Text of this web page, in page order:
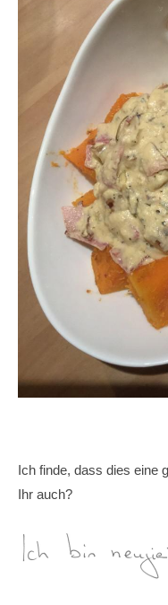
Ich finde, dass dies eine
Ihr auch?